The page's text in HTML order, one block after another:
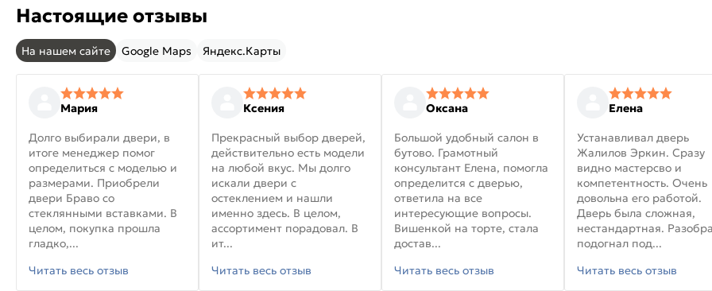
Настоящие отзывы
На нашем сайте Google Maps Яндекс.Карты
Мария
Долго выбирали двери, в
итоге менеджер помог
определиться с моделью и
размерами. Приобрели
двери Браво со
стеклянными вставками. В
целом, покупка прошла
гладко,...
Читать весь отзыв
Ксения
Прекрасный выбор дверей,
действительно есть модели
на любой вкус. Мы долго
искали двери с
остеклением и нашли
именно здесь. В целом,
ассортимент порадовал. В
ит...
Читать весь отзыв
Оксана
Большой удобный салон в
бутово. Грамотный
консультант Елена, помогла
определится с дверью,
ответила на все
интересующие вопросы.
Вишенкой на торте, стала
достав...
Читать весь отзыв
Елена
Устанавливал дверь
Жалилов Эркин. Сразу
видно мастерсво и
компетентность. Очень
довольна его работой.
Дверь была сложная,
нестандартная.
подогнал под...
Читать весь отзыв